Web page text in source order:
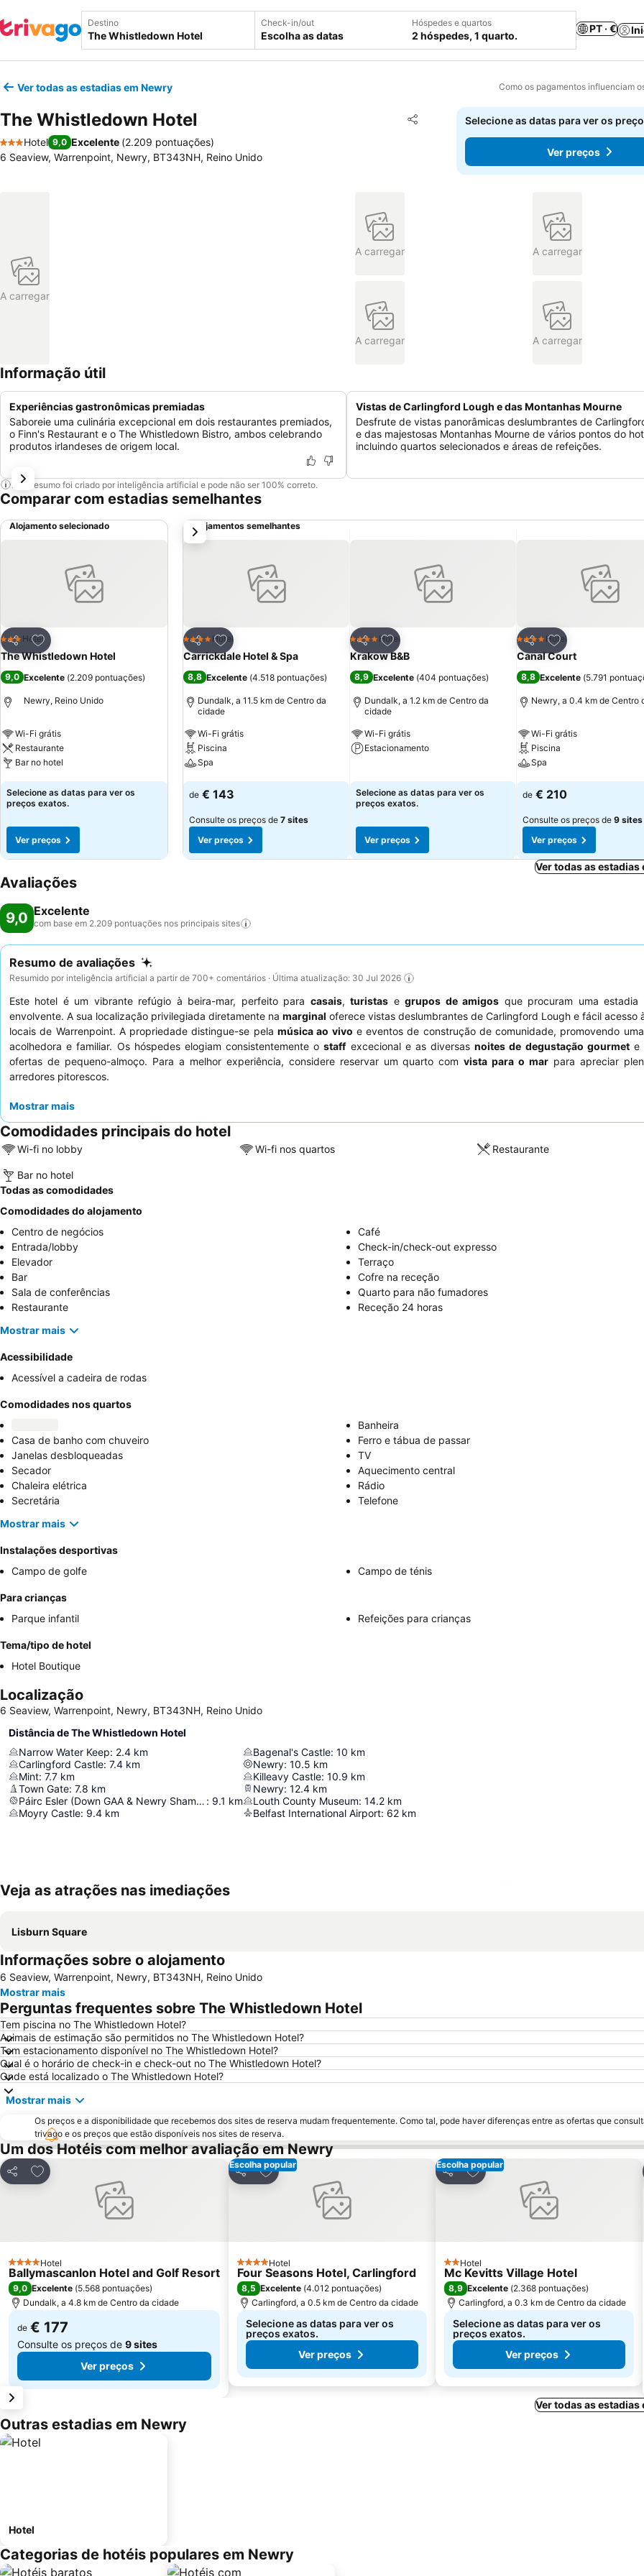
Destino Check-in/out
Escolha as datas
Hóspedes e quartos
2 hóspedes, 1 quarto.
PT · €
Ver todas as estadias em Newry Como os pagamentos influenciam
The Whistledown Hotel Partilhar
Adicionar aos favoritos
3 Estrelas
Hotel 9,0 Excelente (2.209 pontuações)
6 Seaview, Warrenpoint, Newry, BT343NH, Reino Unido
Selecione as datas para ver os
Ver preços
A carregar
A carregar A carregar
A carregar A carregar
Informação útil
Experiências gastronômicas premiadas
Saboreie uma culinária excepcional em dois restaurantes premiados,
o Finn's Restaurant e o The Whistledown Bistro, ambos celebrando
produtos irlandeses de origem local.
Vistas de Carlingford Lough e das Montanhas Mourne
Desfrute de vistas panorâmicas deslumbrantes de
e das majestosas Montanhas Mourne de vários pontos do
incluindo quartos selecionados e áreas de refeições.
Este resumo foi criado por inteligência artificial e pode não ser 100% correto.
Comparar com estadias semelhantes
Alojamento selecionado
Partilhar
Adicionar aos favoritos
3 Estrelas
Hotel
The Whistledown Hotel
9,0 Excelente (2.209 pontuações)
Newry, Reino Unido
Wi-Fi grátis
Restaurante
Bar no hotel
Ver preços
Selecione as datas para ver os
preços exatos.
Ver preços
Alojamentos semelhantes
Partilhar
Adicionar aos favoritos
4 EstrelasHotel
Carrickdale Hotel & Spa
8,8 Excelente (4.518 pontuações)
Dundalk, a 11.5 km de Centro da
cidade
Wi-Fi grátis
Piscina
Spa
Ver preços
de € 143
Consulte os preços de 7 sites
Ver preços
Partilhar
Adicionar aos favoritos
4 EstrelasHotel
Krakow B&B
8,9 Excelente (404 pontuações)
Dundalk, a 1.2 km de Centro da
cidade
Wi-Fi grátis
Estacionamento
Selecione as datas para ver os
preços exatos.
Ver preços
Partilhar
Adicionar aos
4 EstrelasHotel
Canal Court
8,8 Excelente (5.791
Newry, a 0.4 km de Centro
Wi-Fi grátis
Piscina
Spa
Ver preços
de € 210
Consulte os preços de 9 sites
Ver preços
próximo
Ver todas as estadias
Avaliações
9,0 Excelente
com base em 2.209 pontuações nos principais sites
Resumo de avaliações
Resumido por inteligência artificial a partir de 700+ comentários · Última atualização: 30 Jul 2026
Este hotel é um vibrante refúgio à beira-mar, perfeito para casais,turistas egrupos de amigos que procuram uma estadia
envolvente. A sua localização privilegiada diretamente na marginal oferece vistas deslumbrantes de Carlingford Lough e fácil acesso
locais de Warrenpoint. A propriedade distingue-se pela música ao vivo e eventos de construção de comunidade, promovendo
acolhedora e familiar. Os hóspedes elogiam consistentemente ostaffexcecional e as diversasnoites de degustação gourmete
ofertas de pequeno-almoço. Para a melhor experiência, considere reservar um quarto comvista para o mar para apreciar
arredores pitorescos.
Mostrar mais
Comodidades principais do hotel
Wi-fi no lobby Wi-fi nos quartos Restaurante
Bar no hotel
Todas as comodidades
Comodidades do alojamento
Centro de negócios
Café
Entrada/lobby
Check-in/check-out expresso
Elevador
Terraço
Bar
Cofre na receção
Sala de conferências
Quarto para não fumadores
Restaurante
Receção 24 horas
Mostrar mais
Acessibilidade
Acessível a cadeira de rodas
Comodidades nos quartos
Banheira
Casa de banho com chuveiro
Ferro e tábua de passar
Janelas desbloqueadas
TV
Secador
Aquecimento central
Chaleira elétrica
Rádio
Secretária
Telefone
Mostrar mais
Instalações desportivas
Campo de golfe
Campo de ténis
Para crianças
Parque infantil
Refeições para crianças
Tema/tipo de hotel
Hotel Boutique
Localização
6 Seaview, Warrenpoint, Newry, BT343NH, Reino Unido
Distância de The Whistledown Hotel
Narrow Water Keep: 2.4 km
Carlingford Castle: 7.4 km
Mint: 7.7 km
Town Gate: 7.8 km
Páirc Esler (Down GAA & Newry Shamrocks GAC) : 9.1 km
Moyry Castle: 9.4 km
Bagenal's Castle: 10 km
Newry: 10.5 km
Killeavy Castle: 10.9 km
Newry: 12.4 km
Louth County Museum: 14.2 km
Belfast International Airport: 62 km
Veja as atrações nas imediações
Lisburn Square
Informações sobre o alojamento
6 Seaview, Warrenpoint, Newry, BT343NH, Reino Unido
Mostrar mais
Perguntas frequentes sobre The Whistledown Hotel
Tem piscina no The Whistledown Hotel?
Animais de estimação são permitidos no The Whistledown Hotel?
Tem estacionamento disponível no The Whistledown Hotel?
Qual é o horário de check-in e check-out no The Whistledown Hotel?
Onde está localizado o The Whistledown Hotel?
Mostrar mais
Os preços e a disponibilidade que recebemos dos sites de reserva mudam frequentemente. Como tal, pode haver diferenças entre as ofertas que
trivago e os preços que estão disponíveis nos sites de reserva.
Um dos Hotéis com melhor avaliação em Newry
Partilhar
Adicionar aos favoritos
4 Estrelas
Hotel
Ballymascanlon Hotel and Golf Resort
9,0 Excelente (5.568 pontuações)
Dundalk, a 4.8 km de Centro da cidade
de € 177
Consulte os preços de 9 sites
Ver preços
Escolha popular
Partilhar
Adicionar aos favoritos
4 Estrelas
Hotel
Four Seasons Hotel, Carlingford
8,5 Excelente (4.012 pontuações)
Carlingford, a 0.5 km de Centro da cidade
Selecione as datas para ver os
preços exatos.
Ver preços
Escolha popular
Partilhar
Adicionar aos favoritos
2 Estrelas
Hotel
Mc Kevitts Village Hotel
8,9 Excelente (2.368 pontuações)
Carlingford, a 0.3 km de Centro da cidade
Selecione as datas para ver os
preços exatos.
Ver preços
Ver todas as estadias
Outras estadias em Newry
Hotel
Categorias de hotéis populares em Newry